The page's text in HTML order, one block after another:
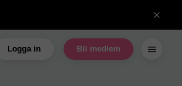
Logga in Bli medlem